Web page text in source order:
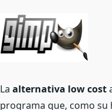
La alternativa low cost
programa que, como su